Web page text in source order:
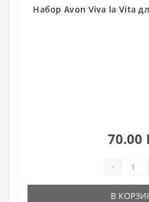
Набор Avon Viva la Vita
70.00
-
В